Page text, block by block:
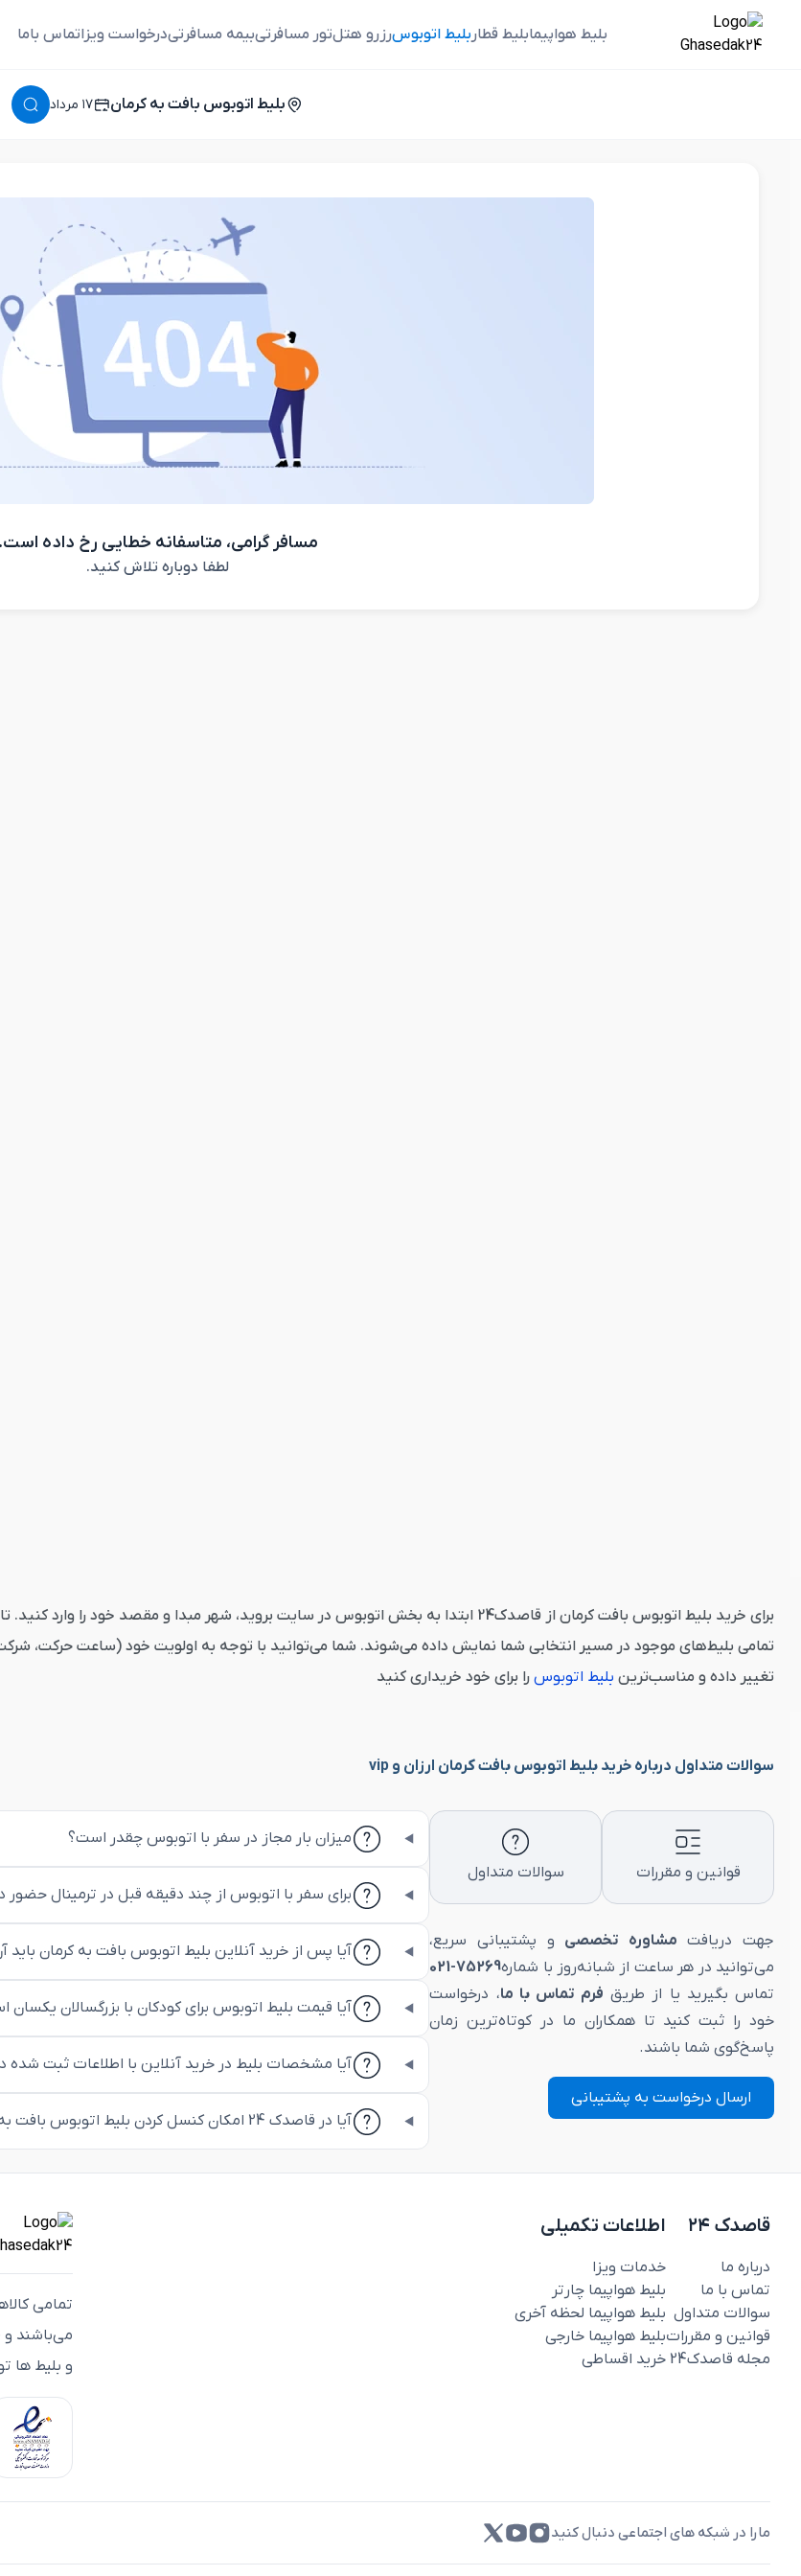
بلیط هواپیمابلیط قطاربلیط اتوبوسرزرو هتلتور مسافرتیبیمه مسافرتیدرخواست ویزاتماس باما
بلیط اتوبوس بافت به کرمان ١٧ مرداد
مسافر گرامی، متاسفانه خطایی رخ داده است.
لطفا دوباره تلاش کنید.
برای خرید بلیط اتوبوس بافت کرمان از قاصدک24 ابتدا به بخش اتوبوس در سایت بروید، شهر مبدا و
تمامی بلیط‌های موجود در مسیر انتخابی شما نمایش داده می‌شوند. شما می‌توانید با توجه به اولویت خود (ساعت حرکت،
تغییر داده و مناسب‌ترین بلیط اتوبوس را برای خود خریداری کنید
سوالات متداول درباره خرید بلیط اتوبوس بافت کرمان ارزان و vip
قوانین و مقررات سوالات متداول
جهت دریافت مشاوره تخصصی و پشتیبانی سریع،
می‌توانید در هر ساعت از شبانه‌روز با شماره75269-021
تماس بگیرید یا از طریق فرم تماس با ما، درخواست
خود را ثبت کنید تا همکاران ما در کوتاه‌ترین زمان
پاسخ‌گوی شما باشند.
ارسال درخواست به پشتیبانی
میزان بار مجاز در سفر با اتوبوس چقدر است؟
برای سفر با اتوبوس از چند دقیقه قبل در ترمینال حضور
آیا پس از خرید آنلاین بلیط اتوبوس بافت به کرمان باید
آیا قیمت بلیط اتوبوس برای کودکان با بزرگسالان یکسان
آیا مشخصات بلیط در خرید آنلاین با اطلاعات ثبت شده
آیا در قاصدک 24 امکان کنسل کردن بلیط اتوبوس بافت به کرمان وجود دارد؟
قاصدک ۲۴
درباره ما
تماس با ما
سوالات متداول
قوانین و مقررات
مجله قاصدک‌24
اطلاعات تکمیلی
خدمات ویزا
بلیط هواپیما چارتر
بلیط هواپیما لحظه آخری
بلیط هواپیما خارجی
خرید اقساطی
تمامی
می‌باشند و
و بلیط ها
مارا در شبکه های اجتماعی دنبال کنید